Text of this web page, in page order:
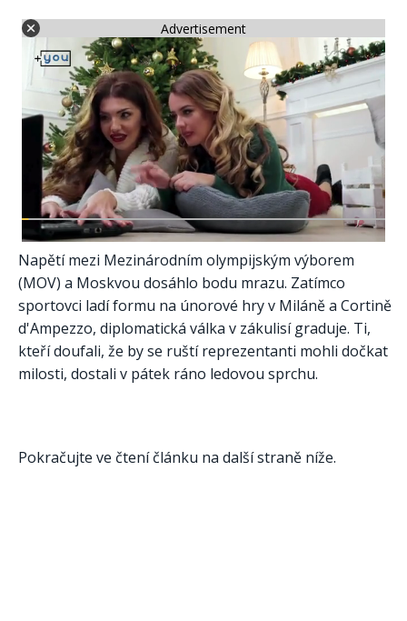
Advertisement
Napětí mezi Mezinárodním olympijským výborem
(MOV) a Moskvou dosáhlo bodu mrazu. Zatímco
sportovci ladí formu na únorové hry v Miláně a Cortině
d'Ampezzo, diplomatická válka v zákulisí graduje. Ti,
kteří doufali, že by se ruští reprezentanti mohli dočkat
milosti, dostali v pátek ráno ledovou sprchu.
Pokračujte ve čtení článku na další straně níže.